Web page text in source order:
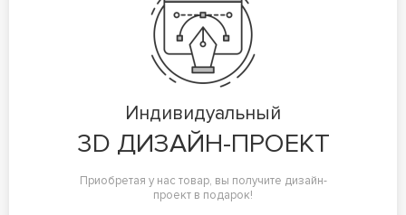
Индивидуальный
3D ДИЗАЙН-ПРОЕКТ
Приобретая у нас товар, вы получите дизайн-
проект в подарок!